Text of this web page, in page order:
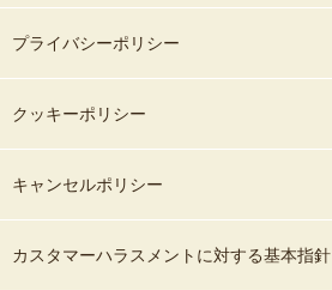
プライバシーポリシー
クッキーポリシー
キャンセルポリシー
カスタマーハラスメントに対する基本指針